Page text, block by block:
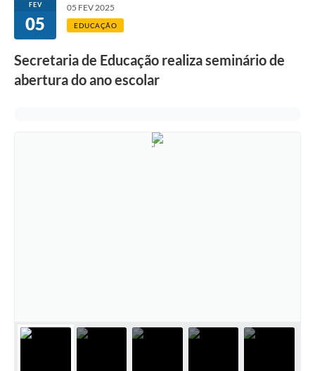
FEV
05
05 FEV 2025
EDUCAÇÃO
Secretaria de Educação realiza seminário de
abertura do ano escolar